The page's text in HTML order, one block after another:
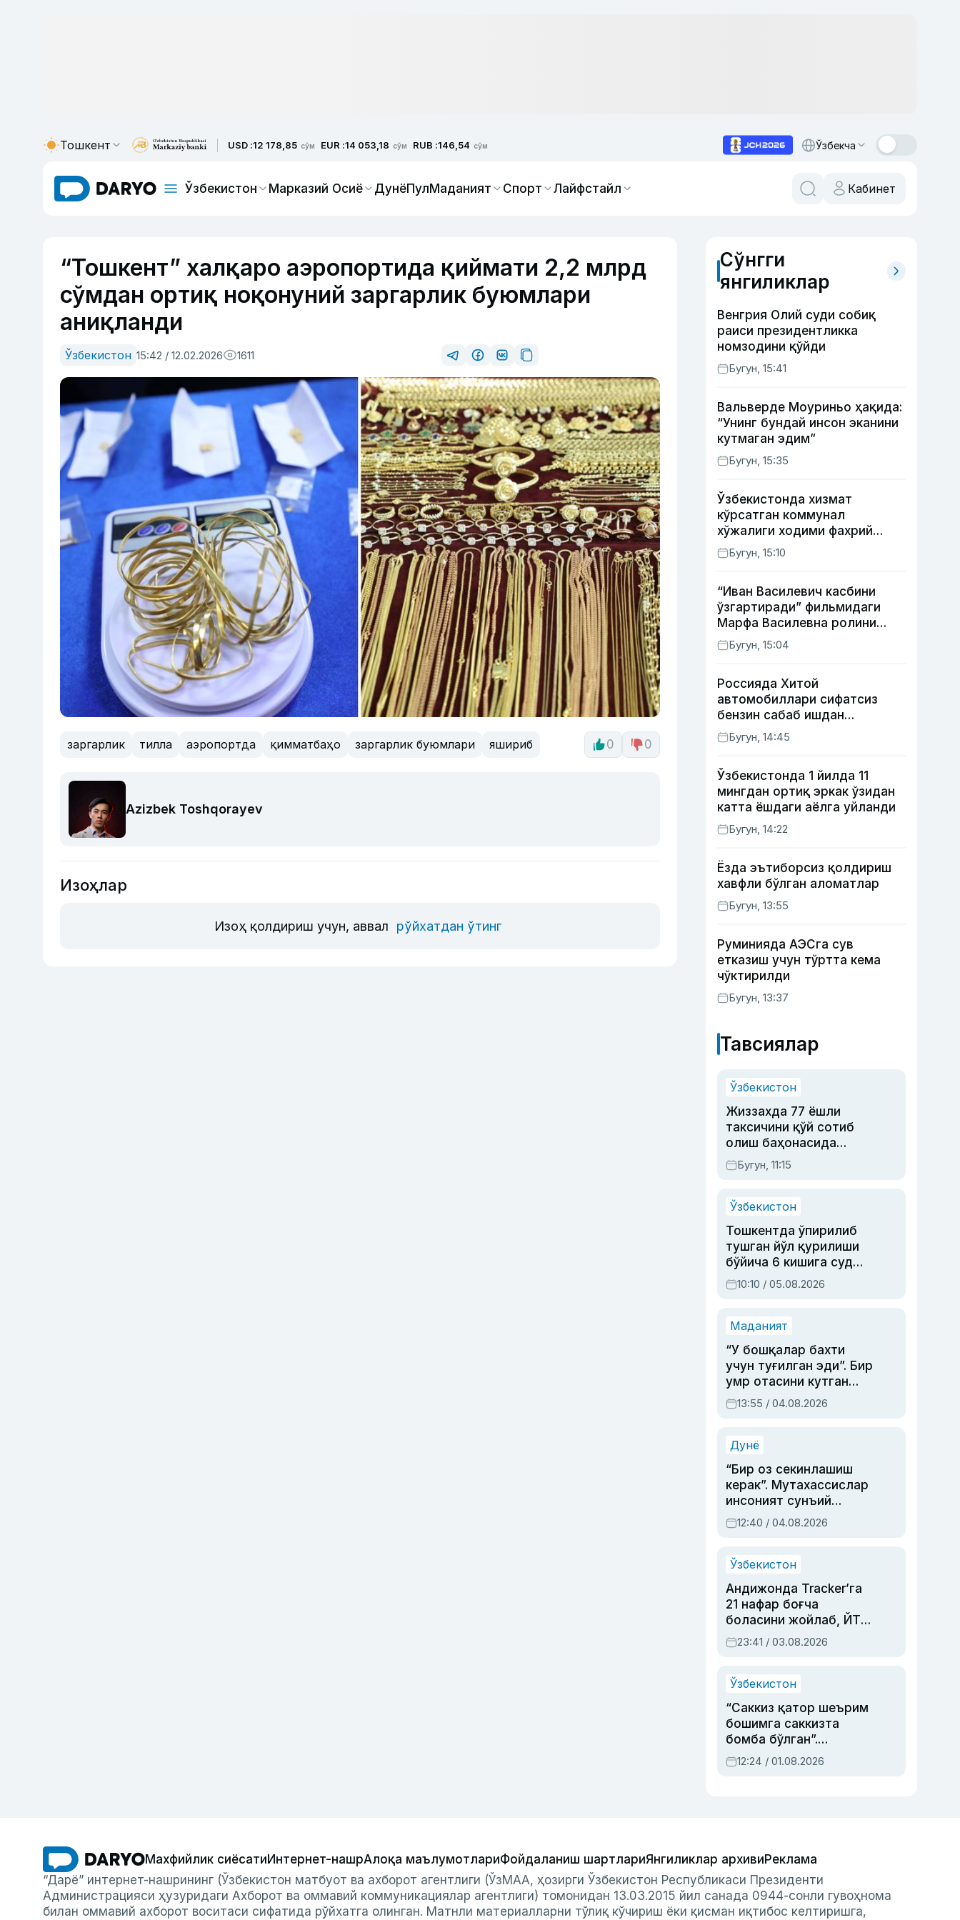
Тошкент USD :12 178,85 сўм EUR :14 053,18 сўм RUB :146,54 сўм Ўзбекча
Ўзбекистон Марказий Осиё ДунёПулМаданият Спорт Лайфстайл Кабинет
“Тошкент” халқаро аэропортида қиймати 2,2 млрд
сўмдан ортиқ ноқонуний заргарлик буюмлари
аниқланди
Ўзбекистон 15:42 / 12.02.2026 1611
заргарлик тилла аэропортда қимматбаҳо заргарлик буюмлари яшириб 0 0
Azizbek Toshqorayev
Изоҳлар
Изоҳ қолдириш учун, аввал рўйхатдан ўтинг
Сўнгги
янгиликлар
Венгрия Олий суди собиқ
раиси президентликка
номзодини қўйди
Бугун, 15:41
Вальверде Моуриньо ҳақида:
“Унинг бундай инсон эканини
кутмаган эдим”
Бугун, 15:35
Ўзбекистонда хизмат
кўрсатган коммунал
хўжалиги ходими фахрий
унвони таъсис этилиши
мумкин
Бугун, 15:10
“Иван Василевич касбини
ўзгартиради” фильмидаги
Марфа Василевна ролини
ижро этган актрисанинг
тақдири қандай кечди?
Бугун, 15:04
Россияда Хитой
автомобиллари сифатсиз
бензин сабаб ишдан
чиқмоқда
Бугун, 14:45
Ўзбекистонда 1 йилда 11
мингдан ортиқ эркак ўзидан
катта ёшдаги аёлга уйланди
Бугун, 14:22
Ёзда эътиборсиз қолдириш
хавфли бўлган аломатлар
Бугун, 13:55
Руминияда АЭСга сув
етказиш учун тўртта кема
чўктирилди
Бугун, 13:37
Тавсиялар
Ўзбекистон
Жиззахда 77 ёшли
таксичини қўй сотиб
олиш баҳонасида
яйловга олиб бориб
ўлдирган йигит 20
Бугун, 11:15
Ўзбекистон
Тошкентда ўпирилиб
тушган йўл қурилиши
бўйича 6 кишига суд
ҳукми ўқилди
10:10 / 05.08.2026
Маданият
“У бошқалар бахти
учун туғилган эди”. Бир
умр отасини кутган
актриса ва дубльяж
устаси Римма
синовларга тўла ҳаёти
13:55 / 04.08.2026
Дунё
“Бир оз секинлашиш
керак”. Мутахассислар
инсоният сунъий
интеллектни бошқара
олмай қолишидан
12:40 / 04.08.2026
Ўзбекистон
Андижонда Tracker’га
21 нафар боғча
боласини жойлаб, ЙТҲ
содир этган аёлга суд
ҳукми ўқилди
23:41 / 03.08.2026
Ўзбекистон
“Саккиз қатор шеърим
бошимга саккизта
бомба бўлган”.
Абдулла Ориповни
сиёсий айбловлардан
12:24 / 01.08.2026
Махфийлик сиёсатиИнтернет-нашрАлоқа маълумотлариФойдаланиш шартлариЯнгиликлар архивиРеклама
“Дарё” интернет-нашрининг (Ўзбекистон матбуот ва ахборот агентлиги (ЎзМАА, ҳозирги Ўзбекистон Республикаси Президенти
Администрацияси ҳузуридаги Ахборот ва оммавий коммуникациялар агентлиги) томонидан 13.03.2015 йил санада 0944-сонли гувоҳнома
билан оммавий ахборот воситаси сифатида рўйхатга олинган. Матнли материалларни тўлиқ кўчириш ёки қисман иқтибос келтиришга,